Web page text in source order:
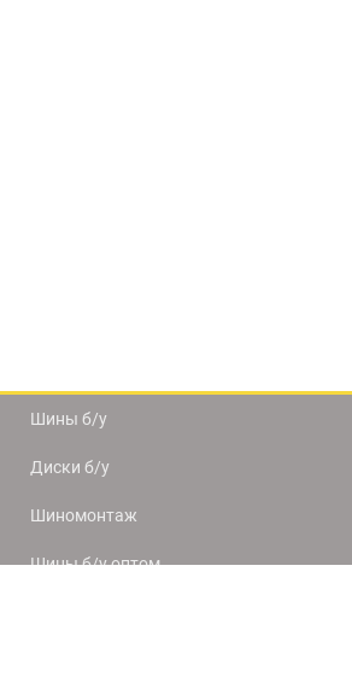
Шины б/у
Диски б/у
Шиномонтаж
Шины б/у оптом